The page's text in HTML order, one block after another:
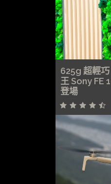
625g 超輕
王 Sony FE
登場